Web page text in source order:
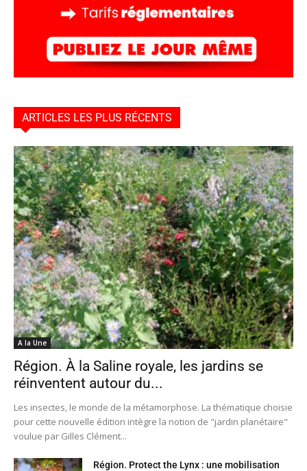
ARTICLES LES PLUS RÉCENTS
A la Une
Région. À la Saline royale, les jardins se
réinventent autour du...
Les insectes, le monde de la métamorphose. La thématique choisie
pour cette nouvelle édition intègre la notion de "jardin planétaire"
voulue par Gilles Clément...
Région. Protect the Lynx : une mobilisation